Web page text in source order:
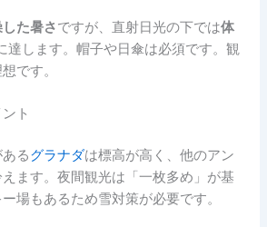
た暑さですが、直射日光の下では体
達します。帽子や日傘は必須です。観
です。
ト
るグラナダは標高が高く、他のアン
ます。夜間観光は「一枚多め」が基
場もあるため雪対策が必要です。